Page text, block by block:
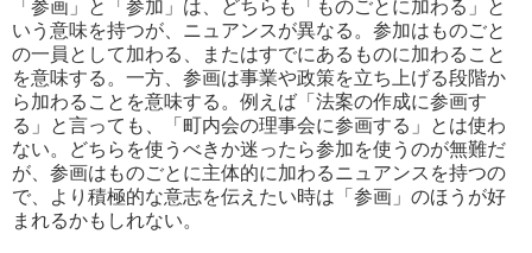
「参画」と「参加」は、どちらも「ものごとに加わる」と
いう意味を持つが、ニュアンスが異なる。参加はものごと
の一員として加わる、またはすでにあるものに加わること
を意味する。一方、参画は事業や政策を立ち上げる段階か
ら加わることを意味する。例えば「法案の作成に参画す
る」と言っても、「町内会の理事会に参画する」とは使わ
ない。どちらを使うべきか迷ったら参加を使うのが無難だ
が、参画はものごとに主体的に加わるニュアンスを持つの
で、より積極的な意志を伝えたい時は「参画」のほうが好
まれるかもしれない。